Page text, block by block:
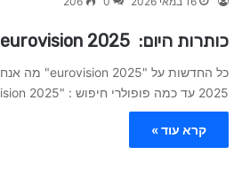
כותרות היום: eurovision 2025
2025 עד כמה פופולרי חיפוש : "eurovision 2025" בישראל 200+…
קרא עוד »